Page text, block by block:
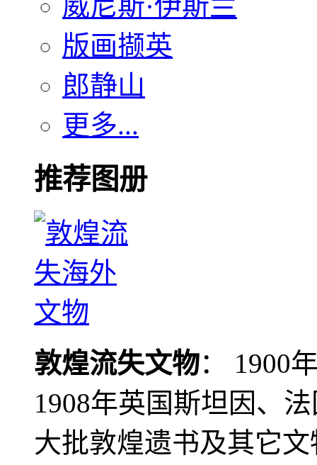
版画撷英
郎静山
更多...
推荐图册
敦煌流失文物： 1900
1908年英国斯坦因、
大批敦煌遗书及其它